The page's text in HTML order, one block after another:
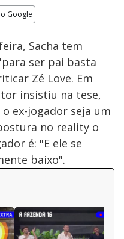
Google
Sacha tem
ser pai basta
Zé Love. Em
insistiu na tese,
ex-jogador seja um
no reality o
é: "E ele se
baixo".